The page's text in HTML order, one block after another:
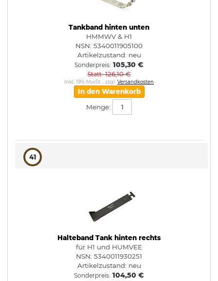
Tankband hinten unten
HMMWV & H1
NSN: 5340011905100
Artikelzustand: neu
Sonderpreis 105,30 €
Statt 126,10 €
Inkl. 19% MwSt. , zzgl. Versandkosten
In den Warenkorb
Menge:
41
Halteband Tank hinten rechts
für H1 und HUMVEE
NSN: 5340011930251
Artikelzustand: neu
Sonderpreis 104,50 €